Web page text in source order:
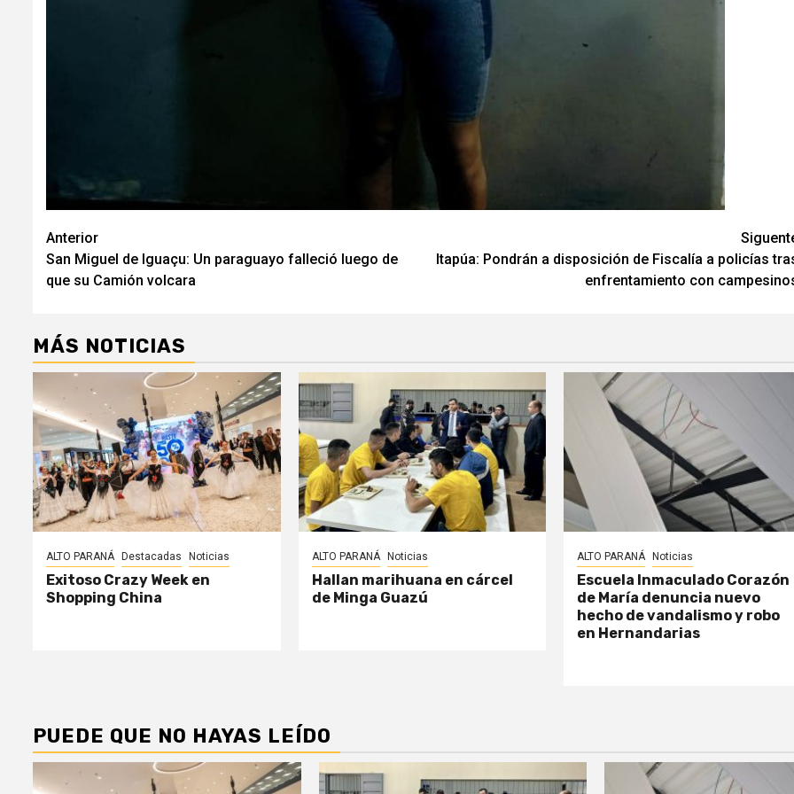
Navegación
de
Anterior
San Miguel de Iguaçu: Un paraguayo falleció luego de
que su Camión volcara
Itapúa: Pondrán a disposición de Fiscalía a policías
enfrentamiento con
MÁS NOTICIAS
ALTO PARANÁ Destacadas Noticias
Exitoso Crazy Week en
Shopping China
ALTO PARANÁ Noticias
Hallan marihuana en cárcel
de Minga Guazú
ALTO PARANÁ Noticias
Escuela Inmaculado Corazón
de María denuncia nuevo
hecho de vandalismo y robo
en Hernandarias
PUEDE QUE NO HAYAS LEÍDO